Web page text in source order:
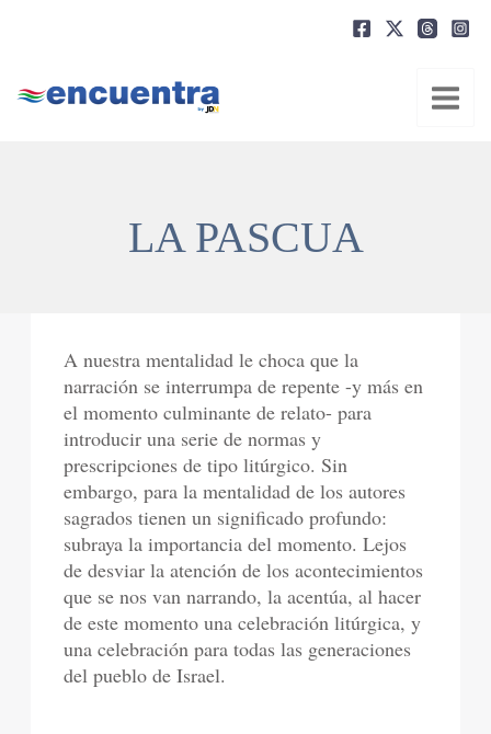
LA PASCUA
A nuestra mentalidad le choca que la
narración se interrumpa de repente -y más en
el momento culminante de relato- para
introducir una serie de normas y
prescripciones de tipo litúrgico. Sin
embargo, para la mentalidad de los autores
sagrados tienen un significado profundo:
subraya la importancia del momento. Lejos
de desviar la atención de los acontecimientos
que se nos van narrando, la acentúa, al hacer
de este momento una celebración litúrgica, y
una celebración para todas las generaciones
del pueblo de Israel.